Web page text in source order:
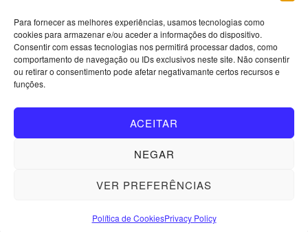
Para fornecer as melhores experiências, usamos tecnologias como
cookies para armazenar e/ou aceder a informações do dispositivo.
Consentir com essas tecnologias nos permitirá processar dados, como
comportamento de navegação ou IDs exclusivos neste site. Não consentir
ou retirar o consentimento pode afetar negativamante certos recursos e
funções.
ACEITAR
NEGAR
VER PREFERÊNCIAS
Política de CookiesPrivacy Policy
Nova Vida
Rua Frei Joaquim de Loulé nº52, RC direita
8100-579 Loulé, Portugal
Tel:+351 960 227 991
(chamada para rede móvel nacional)
Neuza Sermain, Empresária em Nome Individual (entreposário
individual) — NIF 243313926